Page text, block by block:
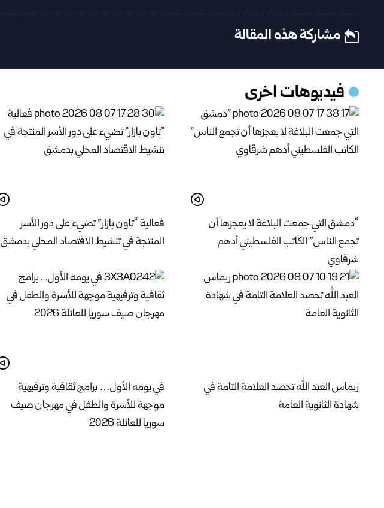
مشاركة هذه المقالة
فيديوهات اخرى
“دمشق التي جمعت البلاغة لا يعجزها أن
تجمع الناس” الكاتب الفلسطيني أدهم
شرقاوي
فعالية “تاون بازار” تضيء على دور الأسر
المنتجة في تنشيط الاقتصاد المحلي بدمشق
ريماس العبد الله تحصد العلامة التامة في
شهادة الثانوية العامة
في يومه الأول… برامج ثقافية وترفيهية
موجهة للأسرة والطفل في مهرجان صيف
سوريا للعائلة 2026